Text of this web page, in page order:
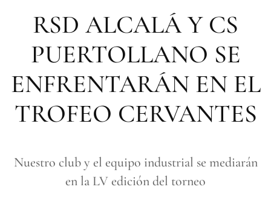
RSD ALCALÁ Y CS
PUERTOLLANO SE
ENFRENTARÁN EN EL
TROFEO CERVANTES
Nuestro club y el equipo industrial se mediarán
en la LV edición del torneo